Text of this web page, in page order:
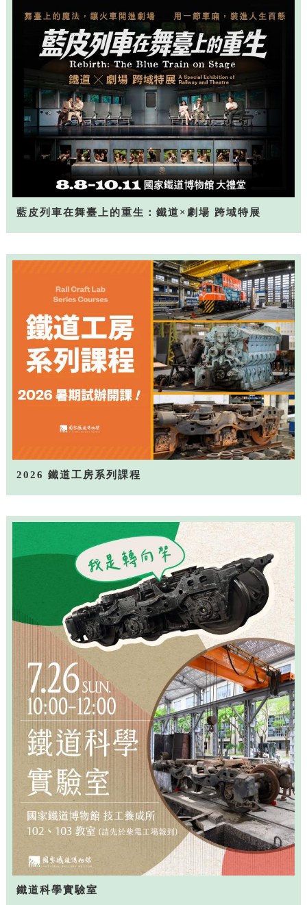
藍皮列車在舞臺上的重生：鐵道×劇場 跨域特展
2026 鐵道工房系列課程
鐵道科學實驗室